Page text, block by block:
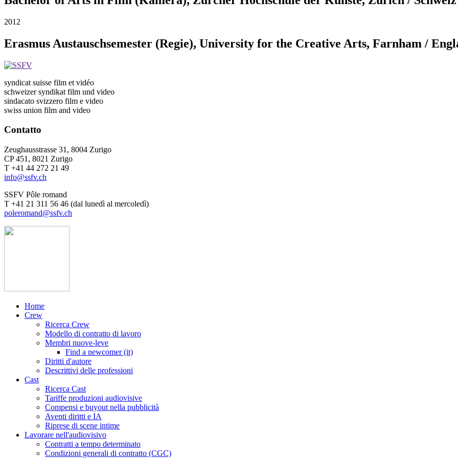
2012
Erasmus Austauschsemester (Regie), University for the Creative Arts, Farnham /
syndicat suisse film et vidéo
schweizer syndikat film und video
sindacato svizzero film e video
swiss union film and video
Contatto
Zeughausstrasse 31, 8004 Zurigo
CP 451, 8021 Zurigo
T +41 44 272 21 49
info@ssfv.ch
SSFV Pôle romand
T +41 21 311 56 46 (dal lunedì al mercoledì)
poleromand@ssfv.ch
Home
Crew
Ricerca Crew
Modello di contratto di lavoro
Membri nuove-leve
Find a newcomer (it)
Diritti d'autore
Descrittivi delle professioni
Cast
Ricerca Cast
Tariffe produzioni audiovisive
Compensi e buyout nella pubblicità
Aventi diritti e IA
Riprese di scene intime
Lavorare nell'audiovisivo
Contratti a tempo determinato
Condizioni generali di contratto (CGC)